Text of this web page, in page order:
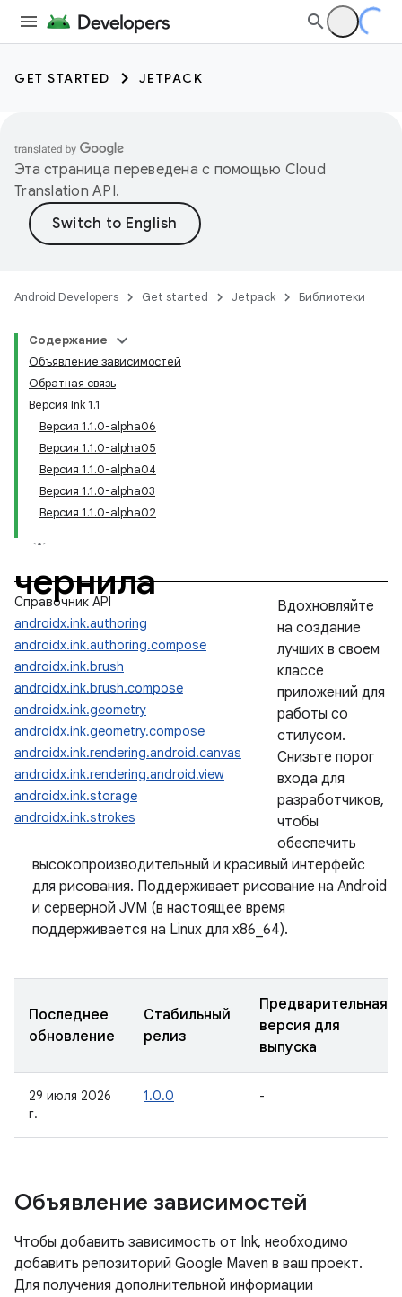
GET STARTED JETPACK
Эта страница переведена с помощью Cloud
Translation API.
Android Developers Get started Jetpack Библиотеки
Содержание
Объявление зависимостей
Обратная связь
Версия Ink 1.1
Версия 1.1.0-alpha06
Версия 1.1.0-alpha05
Версия 1.1.0-alpha04
Версия 1.1.0-alpha03
Версия 1.1.0-alpha02
чернила
Справочник API
androidx.ink.authoring
androidx.ink.authoring.compose
androidx.ink.brush
androidx.ink.brush.compose
androidx.ink.geometry
androidx.ink.geometry.compose
androidx.ink.rendering.android.canvas
androidx.ink.rendering.android.view
androidx.ink.storage
androidx.ink.strokes
Вдохновляйте
на создание
лучших в своем
классе
приложений для
работы со
стилусом.
Снизьте порог
входа для
разработчиков,
чтобы
обеспечить
высокопроизводительный и красивый интерфейс
для рисования. Поддерживает рисование на Android
и серверной JVM (в настоящее время
поддерживается на Linux для x86_64).
Последнее
обновление
Стабильный
релиз
Предварительная
версия для
выпуска
29 июля 2026
г.
1.0.0 -
Объявление зависимостей
Чтобы добавить зависимость от Ink, необходимо
добавить репозиторий Google Maven в ваш проект.
Для получения дополнительной информации